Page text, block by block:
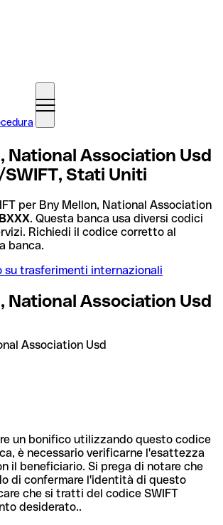
National Association Usd
Stati Uniti
per Bny Mellon, National Association
. Questa banca usa diversi codici
Richiedi il codice corretto al
banca.
su trasferimenti internazionali
National Association Usd
Association Usd
un bonifico utilizzando questo codice
è necessario verificarne l'esattezza
il beneficiario. Si prega di notare che
di confermare l'identità di questo
che si tratti del codice SWIFT
desiderato..